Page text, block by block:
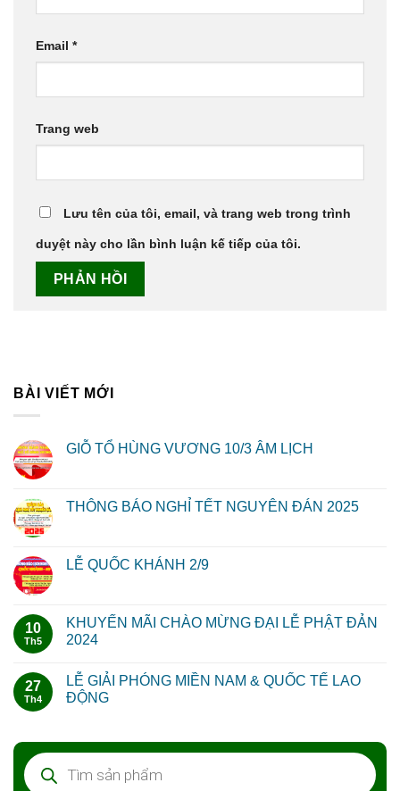
Email *
Trang web
Lưu tên của tôi, email, và trang web trong trình
duyệt này cho lần bình luận kế tiếp của tôi.
BÀI VIẾT MỚI
GIỖ TỔ HÙNG VƯƠNG 10/3 ÂM LỊCH
THÔNG BÁO NGHỈ TẾT NGUYÊN ĐÁN 2025
LỄ QUỐC KHÁNH 2/9
10
Th5
KHUYẾN MÃI CHÀO MỪNG ĐẠI LỄ PHẬT ĐẢN
2024
27
Th4
LỄ GIẢI PHÓNG MIỀN NAM & QUỐC TẾ LAO
ĐỘNG
Tìm
kiếm
sản